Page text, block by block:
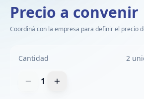
Precio a convenir
Coordiná con la empresa para definir el precio
Cantidad 2
1